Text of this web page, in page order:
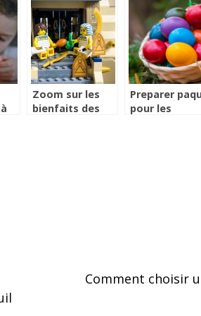
Zoom sur les
bienfaits des
Preparer
pour les
Comment choisir